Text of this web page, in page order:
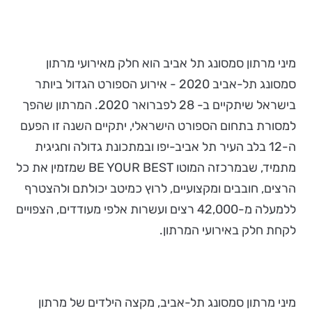
מיני מרתון סמסונג תל אביב הוא חלק מאירועי מרתון
סמסונג תל-אביב 2020 - אירוע הספורט הגדול ביותר
בישראל שיתקיים ב- 28 לפברואר 2020. המרתון שהפך
למסורת בתחום הספורט הישראלי, יתקיים השנה זו הפעם
ה-12 בלב העיר תל אביב-יפו ובמתכונת גדולה וחגיגית
מתמיד, שבמרכזה המוטו BE YOUR BEST שמזמין את כל
הרצים, חובבים ומקצועיים, לרוץ כמיטב יכולתם ולהצטרף
ללמעלה מ-42,000 רצים ועשרות אלפי מעודדים, הצפויים
לקחת חלק באירועי המרתון.
מיני מרתון סמסונג תל-אביב, מקצה הילדים של מרתון